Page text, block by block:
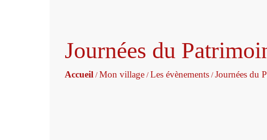
Journées du
Accueil /Mon village /Les évènements /Journées du